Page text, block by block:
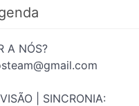
A NÓS?
| SINCRONIA: